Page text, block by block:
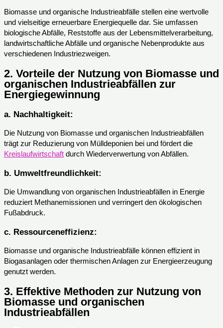
Biomasse und organische Industrieabfälle stellen eine wertvolle
und vielseitige erneuerbare Energiequelle dar. Sie umfassen
biologische Abfälle, Reststoffe aus der Lebensmittelverarbeitung,
landwirtschaftliche Abfälle und organische Nebenprodukte aus
verschiedenen Industriezweigen.
2. Vorteile der Nutzung von Biomasse und
organischen Industrieabfällen zur
Energiegewinnung
a. Nachhaltigkeit:
Die Nutzung von Biomasse und organischen Industrieabfällen
trägt zur Reduzierung von Mülldeponien bei und fördert die
Kreislaufwirtschaft durch Wiederverwertung von Abfällen.
b. Umweltfreundlichkeit:
Die Umwandlung von organischen Industrieabfällen in Energie
reduziert Methanemissionen und verringert den ökologischen
Fußabdruck.
c. Ressourceneffizienz:
Biomasse und organische Industrieabfälle können effizient in
Biogasanlagen oder thermischen Anlagen zur Energieerzeugung
genutzt werden.
3. Effektive Methoden zur Nutzung von
Biomasse und organischen
Industrieabfällen